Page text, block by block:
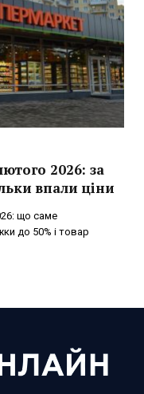
2026: за
впали ціни
що саме
до 50% і товар